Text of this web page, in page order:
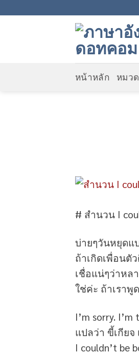
หน้าหลัก หมว
# สำนวน I
บ่ายๆวันหยุดแ
ถ้าเกิดเพื่อนตั
เชื่อแน่ๆว่าหล
ใช่ค่ะ ถ้าเราพู
I’m sorry.
แปลว่า ขี้เกีย
I couldn’t be